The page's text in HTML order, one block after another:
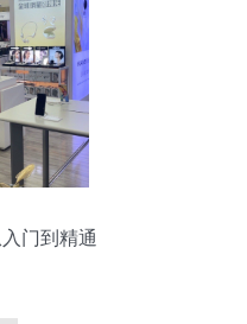
门到精通